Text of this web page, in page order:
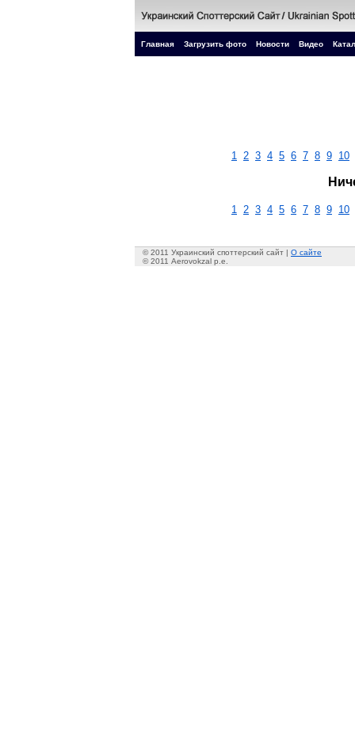
Главная Загрузить фото Новости Видео
1 2 3 4 5 6 7 8 9 10
1 2 3 4 5 6 7 8 9 10
© 2011 Украинский споттерский сайт | О сайте
© 2011 Aerovokzal p.e.